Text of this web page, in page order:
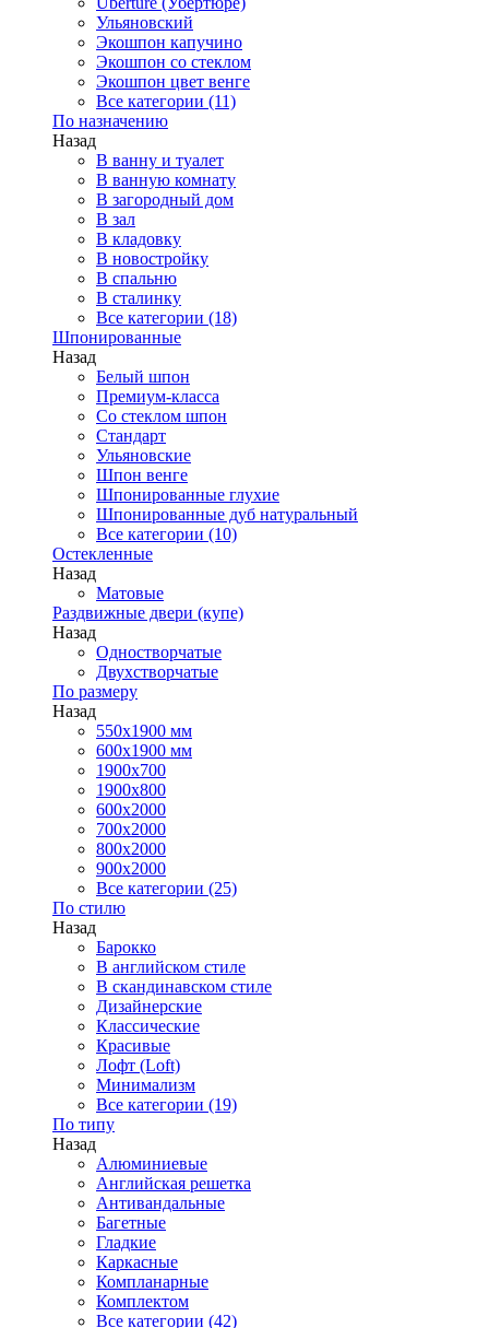
Ульяновский
Экошпон капучино
Экошпон со стеклом
Экошпон цвет венге
Все категории (11)
По назначению
Назад
В ванну и туалет
В ванную комнату
В загородный дом
В зал
В кладовку
В новостройку
В спальню
В сталинку
Все категории (18)
Шпонированные
Назад
Белый шпон
Премиум-класса
Со стеклом шпон
Стандарт
Ульяновские
Шпон венге
Шпонированные глухие
Шпонированные дуб натуральный
Все категории (10)
Остекленные
Назад
Матовые
Раздвижные двери (купе)
Назад
Одностворчатые
Двухстворчатые
По размеру
Назад
550x1900 мм
600x1900 мм
1900х700
1900х800
600x2000
700x2000
800x2000
900x2000
Все категории (25)
По стилю
Назад
Барокко
В английском стиле
В скандинавском стиле
Дизайнерские
Классические
Красивые
Лофт (Loft)
Минимализм
Все категории (19)
По типу
Назад
Алюминиевые
Английская решетка
Антивандальные
Багетные
Гладкие
Каркасные
Компланарные
Комплектом
Все категории (42)